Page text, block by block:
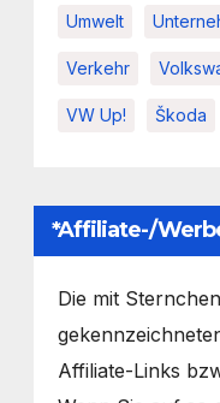
Umwelt
Verkehr
VW Up! Škoda
*Affiliate-/
Die mit
Affiliate-Links